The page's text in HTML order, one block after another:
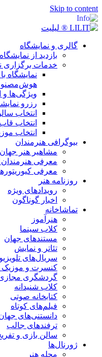
Skip to content
گالری و نمایشگاه
بازدید از
خدمات برگزاری
نمایشگاه
ویژگی‌ها و
رزرو
انتخاب
انتخاب
انتخاب
بیوگرافی هنرمندان
مشاهیر هنر جهان
معرفی هنرمندان
معرفی
روزنامه هنر
رویدادهای ویژه
اخبار گوناگون
تماشاخانه
هنرآموز
کلاب سینما
مستندهای جهان
تئاتر و نمایش
سریال‌های
کنسرت و موزیک
گردشگری
کلاب شنیدانه
کتابخانه صوتی
فیلم‌های کوتاه
دانستنی‌های
ترفندهای جالب
سالن بازی و
ژورنال‌ها
مجله هنر